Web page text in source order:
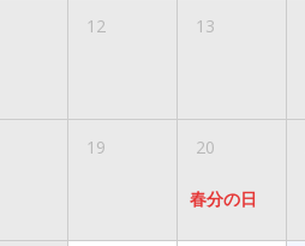
12 13
19 20
春分の日